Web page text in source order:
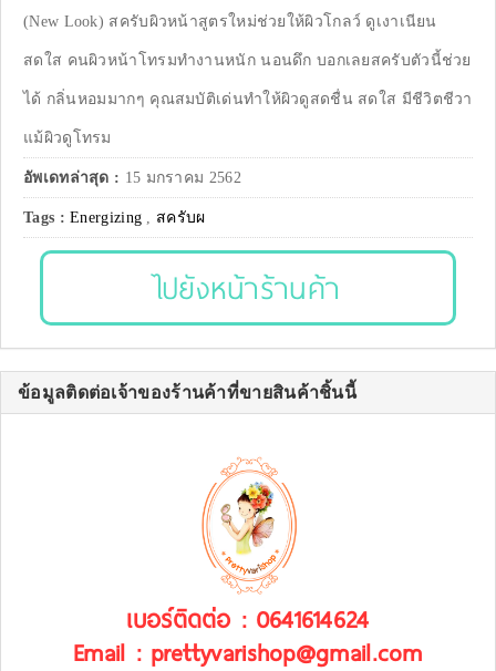
(New Look) สครับผิวหน้าสูตรใหม่ช่วยให้ผิวโกลว์ ดูเงาเนียน
สดใส คนผิวหน้าโทรมทำงานหนัก นอนดึก บอกเลยสครับตัวนี้ช่วย
ได้ กลิ่นหอมมากๆ คุณสมบัติเด่นทำให้ผิวดูสดชื่น สดใส มีชีวิตชีวา
แม้ผิวดูโทรม
อัพเดทล่าสุด : 15 มกราคม 2562
Tags :Energizing , สครับผ
ไปยังหน้าร้านค้า
ข้อมูลติดต่อเจ้าของร้านค้าที่ขายสินค้าชิ้นนี้
เบอร์ติดต่อ : 0641614624
Email : prettyvarishop@gmail.com